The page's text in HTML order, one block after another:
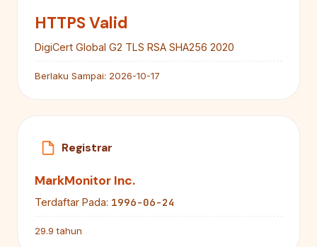
HTTPS Valid
DigiCert Global G2 TLS RSA SHA256 2020
Berlaku Sampai: 2026-10-17
Registrar
MarkMonitor Inc.
Terdaftar Pada: 1996-06-24
29.9 tahun